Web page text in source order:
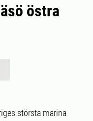
östra
största marina